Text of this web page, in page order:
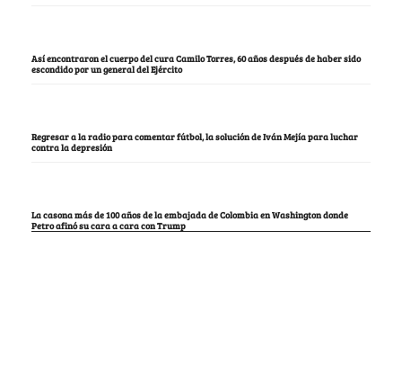
Así encontraron el cuerpo del cura Camilo Torres, 60 años después de haber sido
escondido por un general del Ejército
Regresar a la radio para comentar fútbol, la solución de Iván Mejía para luchar
contra la depresión
La casona más de 100 años de la embajada de Colombia en Washington donde
Petro afinó su cara a cara con Trump